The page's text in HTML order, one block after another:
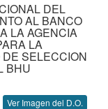
DEL
AL BANCO
LA AGENCIA
LA
SELECCION
BHU
Ver Imagen del D.O.